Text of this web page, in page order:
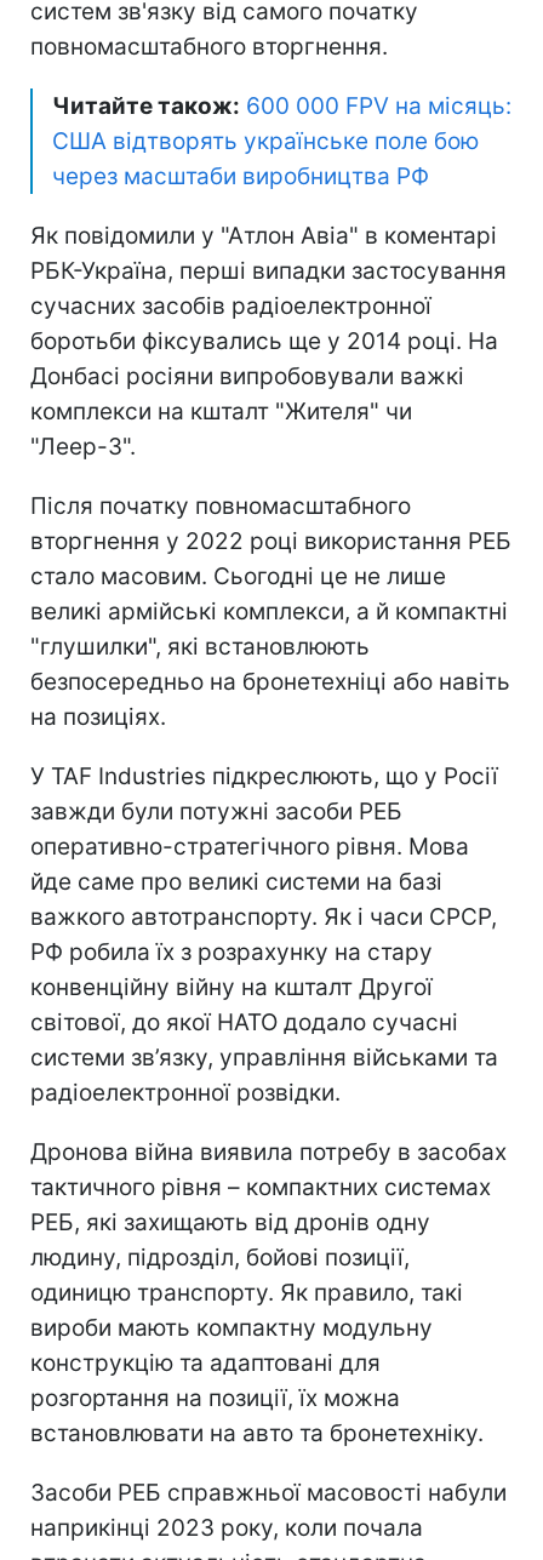
систем зв'язку від самого початку
повномасштабного вторгнення.
Читайте також: 600 000 FPV на місяць:
США відтворять українське поле бою
через масштаби виробництва РФ
Як повідомили у "Атлон Авіа" в коментарі
РБК-Україна, перші випадки застосування
сучасних засобів радіоелектронної
боротьби фіксувались ще у 2014 році. На
Донбасі росіяни випробовували важкі
комплекси на кшталт "Жителя" чи
"Леер-3".
Після початку повномасштабного
вторгнення у 2022 році використання РЕБ
стало масовим. Сьогодні це не лише
великі армійські комплекси, а й компактні
"глушилки", які встановлюють
безпосередньо на бронетехніці або навіть
на позиціях.
У TAF Industries підкреслюють, що у Росії
завжди були потужні засоби РЕБ
оперативно-стратегічного рівня. Мова
йде саме про великі системи на базі
важкого автотранспорту. Як і часи СРСР,
РФ робила їх з розрахунку на стару
конвенційну війну на кшталт Другої
світової, до якої НАТО додало сучасні
системи зв’язку, управління військами та
радіоелектронної розвідки.
Дронова війна виявила потребу в засобах
тактичного рівня – компактних системах
РЕБ, які захищають від дронів одну
людину, підрозділ, бойові позиції,
одиницю транспорту. Як правило, такі
вироби мають компактну модульну
конструкцію та адаптовані для
розгортання на позиції, їх можна
встановлювати на авто та бронетехніку.
Засоби РЕБ справжньої масовості набули
наприкінці 2023 року, коли почала